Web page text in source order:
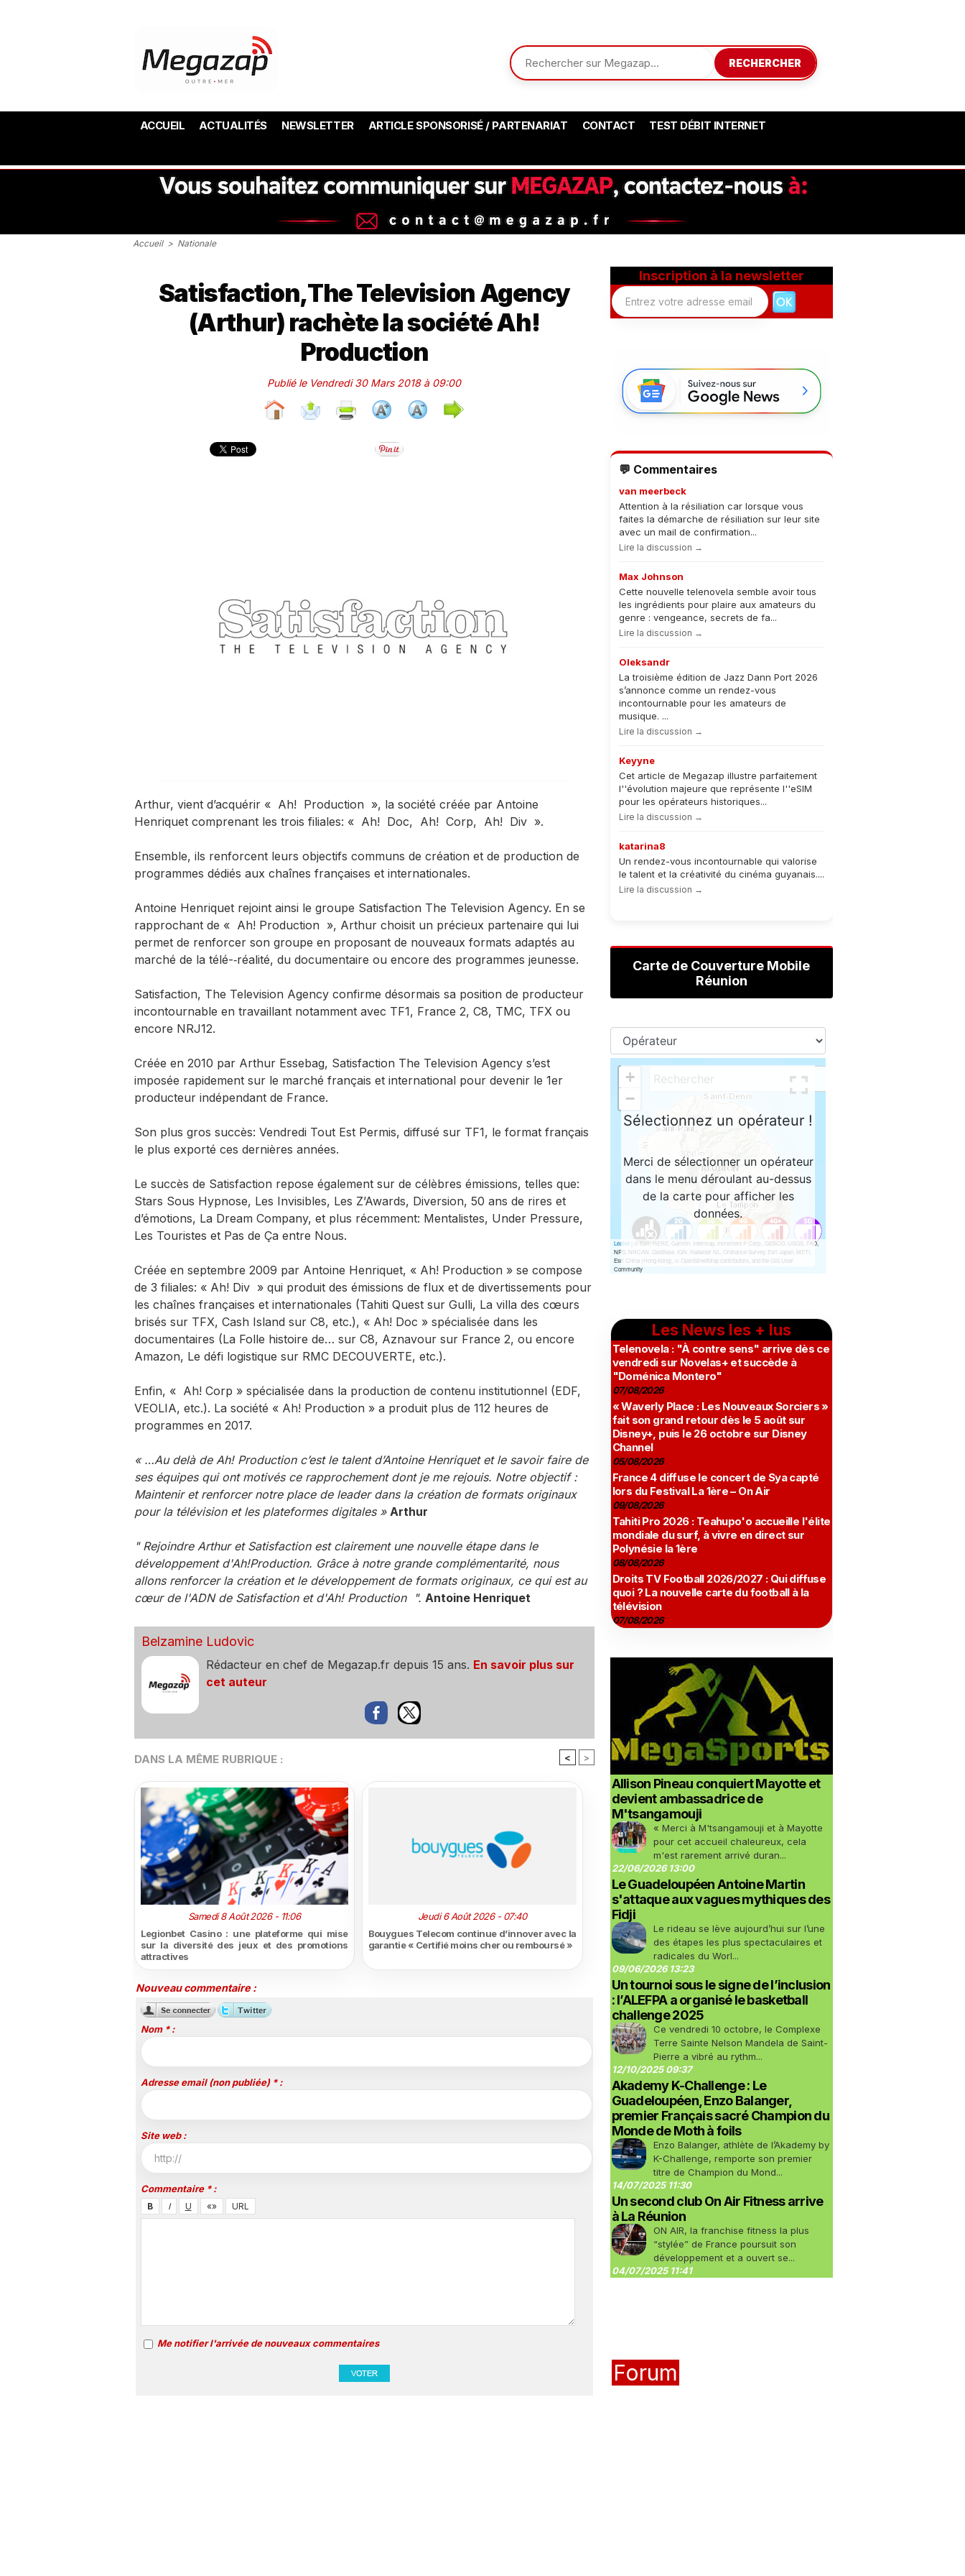
RECHERCHER
ACCUEIL ACTUALITÉS NEWSLETTER ARTICLE SPONSORISÉ / PARTENARIAT CONTACT TEST DÉBIT INTERNET
Accueil > Nationale
Satisfaction,The Television Agency
(Arthur) rachète la société Ah!
Production
Publié le Vendredi 30 Mars 2018 à 09:00
Arthur, vient d’acquérir « Ah! Production », la société créée par Antoine
Henriquet comprenant les trois filiales: « Ah! Doc, Ah! Corp, Ah! Div ».
Ensemble, ils renforcent leurs objectifs communs de création et de production de
programmes dédiés aux chaînes françaises et internationales.
Antoine Henriquet rejoint ainsi le groupe Satisfaction The Television Agency. En se
rapprochant de « Ah! Production », Arthur choisit un précieux partenaire qui lui
permet de renforcer son groupe en proposant de nouveaux formats adaptés au
marché de la télé-­‐réalité, du documentaire ou encore des programmes jeunesse.
Satisfaction, The Television Agency confirme désormais sa position de producteur
incontournable en travaillant notamment avec TF1, France 2, C8, TMC, TFX ou
encore NRJ12.
Créée en 2010 par Arthur Essebag, Satisfaction The Television Agency s’est
imposée rapidement sur le marché français et international pour devenir le 1er
producteur indépendant de France.
Son plus gros succès: Vendredi Tout Est Permis, diffusé sur TF1, le format français
le plus exporté ces dernières années.
Le succès de Satisfaction repose également sur de célèbres émissions, telles que:
Stars Sous Hypnose, Les Invisibles, Les Z’Awards, Diversion, 50 ans de rires et
d’émotions, La Dream Company, et plus récemment: Mentalistes, Under Pressure,
Les Touristes et Pas de Ça entre Nous.
Créée en septembre 2009 par Antoine Henriquet, « Ah! Production » se compose
de 3 filiales: « Ah! Div » qui produit des émissions de flux et de divertissements pour
les chaînes françaises et internationales (Tahiti Quest sur Gulli, La villa des cœurs
brisés sur TFX, Cash Island sur C8, etc.), « Ah! Doc » spécialisée dans les
documentaires (La Folle histoire de… sur C8, Aznavour sur France 2, ou encore
Amazon, Le défi logistique sur RMC DECOUVERTE, etc.).
Enfin, « Ah! Corp » spécialisée dans la production de contenu institutionnel (EDF,
VEOLIA, etc.). La société « Ah! Production » a produit plus de 112 heures de
programmes en 2017.
« …Au delà de Ah! Production c’est le talent d’Antoine Henriquet et le savoir faire de
ses équipes qui ont motivés ce rapprochement dont je me rejouis. Notre objectif :
Maintenir et renforcer notre place de leader dans la création de formats originaux
pour la télévision et les plateformes digitales » Arthur
" Rejoindre Arthur et Satisfaction est clairement une nouvelle étape dans le
développement d'Ah!Production. Grâce à notre grande complémentarité, nous
allons renforcer la création et le développement de formats originaux, ce qui est au
cœur de l'ADN de Satisfaction et d'Ah! Production ". Antoine Henriquet
Belzamine Ludovic
Rédacteur en chef de Megazap.fr depuis 15 ans. En savoir plus sur
cet auteur
DANS LA MÊME RUBRIQUE : < >
Samedi 8 Août 2026 - 11:06
Legionbet Casino : une plateforme qui mise
sur la diversité des jeux et des promotions
attractives
Jeudi 6 Août 2026 - 07:40
Bouygues Telecom continue d’innover avec la
garantie « Certifié moins cher ou remboursé »
Nouveau commentaire :
Nom * :
Adresse email (non publiée) * :
Site web :
Commentaire * :
Me notifier l'arrivée de nouveaux commentaires
Inscription à la newsletter
💬 Commentaires
van meerbeck
Attention à la résiliation car lorsque vous
faites la démarche de résiliation sur leur site
avec un mail de confirmation...
Lire la discussion →
Max Johnson
Cette nouvelle telenovela semble avoir tous
les ingrédients pour plaire aux amateurs du
genre : vengeance, secrets de fa...
Lire la discussion →
Oleksandr
La troisième édition de Jazz Dann Port 2026
s’annonce comme un rendez-vous
incontournable pour les amateurs de
musique. ...
Lire la discussion →
Keyyne
Cet article de Megazap illustre parfaitement
l''évolution majeure que représente l''eSIM
pour les opérateurs historiques...
Lire la discussion →
katarina8
Un rendez-vous incontournable qui valorise
le talent et la créativité du cinéma guyanais....
Lire la discussion →
Carte de Couverture Mobile
Réunion
Les News les + lus
Telenovela : "À contre sens" arrive dès ce
vendredi sur Novelas+ et succède à
"Doménica Montero"
07/08/2026
« Waverly Place : Les Nouveaux Sorciers »
fait son grand retour dès le 5 août sur
Disney+, puis le 26 octobre sur Disney
Channel
05/08/2026
France 4 diffuse le concert de Sya capté
lors du Festival La 1ère – On Air
09/08/2026
Tahiti Pro 2026 : Teahupo'o accueille l'élite
mondiale du surf, à vivre en direct sur
Polynésie la 1ère
08/08/2026
Droits TV Football 2026/2027 : Qui diffuse
quoi ? La nouvelle carte du football à la
télévision
07/08/2026
Allison Pineau conquiert Mayotte et
devient ambassadrice de
M'tsangamouji
« Merci à M'tsangamouji et à Mayotte
pour cet accueil chaleureux, cela
m'est rarement arrivé duran...
22/06/2026 13:00
Le Guadeloupéen Antoine Martin
s'attaque aux vagues mythiques des
Fidji
Le rideau se lève aujourd’hui sur l’une
des étapes les plus spectaculaires et
radicales du Worl...
09/06/2026 13:23
Un tournoi sous le signe de l’inclusion
: l’ALEFPA a organisé le basketball
challenge 2025
Ce vendredi 10 octobre, le Complexe
Terre Sainte Nelson Mandela de Saint-
Pierre a vibré au rythm...
12/10/2025 09:37
Akademy K-Challenge : Le
Guadeloupéen, Enzo Balanger,
premier Français sacré Champion du
Monde de Moth à foils
Enzo Balanger, athlète de l’Akademy by
K-Challenge, remporte son premier
titre de Champion du Mond...
14/07/2025 11:30
Un second club On Air Fitness arrive
à La Réunion
ON AIR, la franchise fitness la plus
“stylée” de France poursuit son
développement et a ouvert se...
04/07/2025 11:41
Forum